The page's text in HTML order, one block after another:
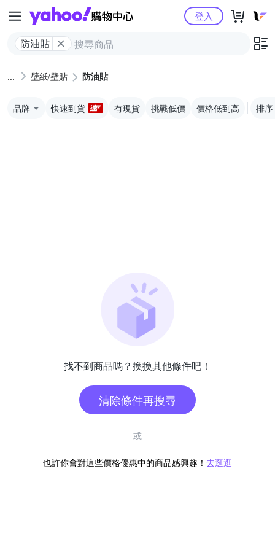
Yahoo購物中心
防油貼
登入
壁紙/壁貼 防油貼
品牌 快速到貨 有現貨 挑戰低價 價格低到高 排序
找不到商品嗎？換換其他條件吧！
清除條件再搜尋
或
也許你會對這些價格優惠中的商品感興趣！ 去逛逛